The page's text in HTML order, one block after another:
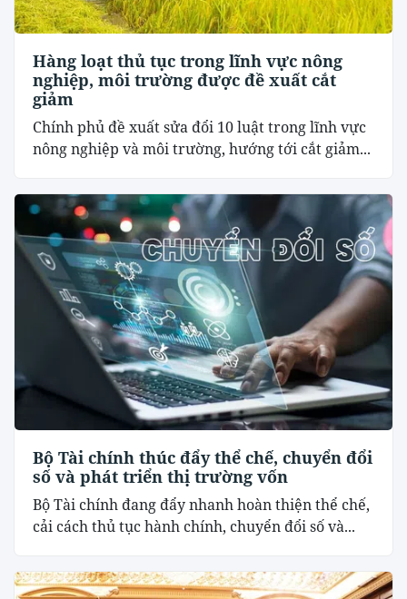
Hàng loạt thủ tục trong lĩnh vực nông
nghiệp, môi trường được đề xuất cắt
giảm
Chính phủ đề xuất sửa đổi 10 luật trong lĩnh vực
nông nghiệp và môi trường, hướng tới cắt giảm...
Bộ Tài chính thúc đẩy thể chế, chuyển đổi
số và phát triển thị trường vốn
Bộ Tài chính đang đẩy nhanh hoàn thiện thể chế,
cải cách thủ tục hành chính, chuyển đổi số và...